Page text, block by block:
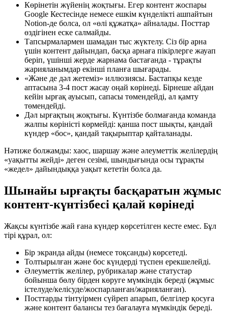
Көрінетін жүйенің жоқтығы. Егер контент жоспары
Google Кестесінде немесе ешкім күнделікті ашпайтын
Notion-де болса, ол «өлі құжатқа» айналады. Посттар
өздігінен еске салмайды.
Тапсырмалармен шамадан тыс жүктелу. Сіз бір арна
үшін контент дайындап, басқа арнаға пікірлерге жауап
беріп, үшінші жерде жарнама бастағанда - тұрақты
жарияланымдар екінші планға шығарады.
«Және де дәл жетеміз» иллюзиясы. Бастапқы кезде
аптасына 3-4 пост жасау оңай көрінеді. Бірнеше айдан
кейін ырғақ ауысып, сапасы төмендейді, ал қамту
төмендейді.
Дәл ырғақтың жоқтығы. Күнтізбе болмағанда команда
жалпы көріністі көрмейді: қанша пост шықты, қандай
күндер «бос», қандай тақырыптар қайталанады.
Нәтиже болжамды: хаос, шаршау және әлеуметтік желілердің
«уақытты жейді» деген сезімі, шындығында осы тұрақты
«жедел» дайындыққа уақыт кететін болса да.
Шынайы ырғақты басқаратын жұмыс
контент-күнтізбесі қалай көрінеді
Жақсы күнтізбе жай ғана күндер көрсетілген кесте емес. Бұл
тірі құрал, ол:
Бір экранда айды (немесе тоқсанды) көрсетеді.
Толтырылған және бос күндерді түспен ерекшелейді.
Әлеуметтік желілер, рубрикалар және статустар
бойынша бөлу бірден көруге мүмкіндік береді (жұмыс
істелуде/келісуде/жоспарланған/жарияланған).
Посттарды тінтуірмен сүйреп апарып, белгілер қосуға
және контент балансы тез бағалауға мүмкіндік береді.